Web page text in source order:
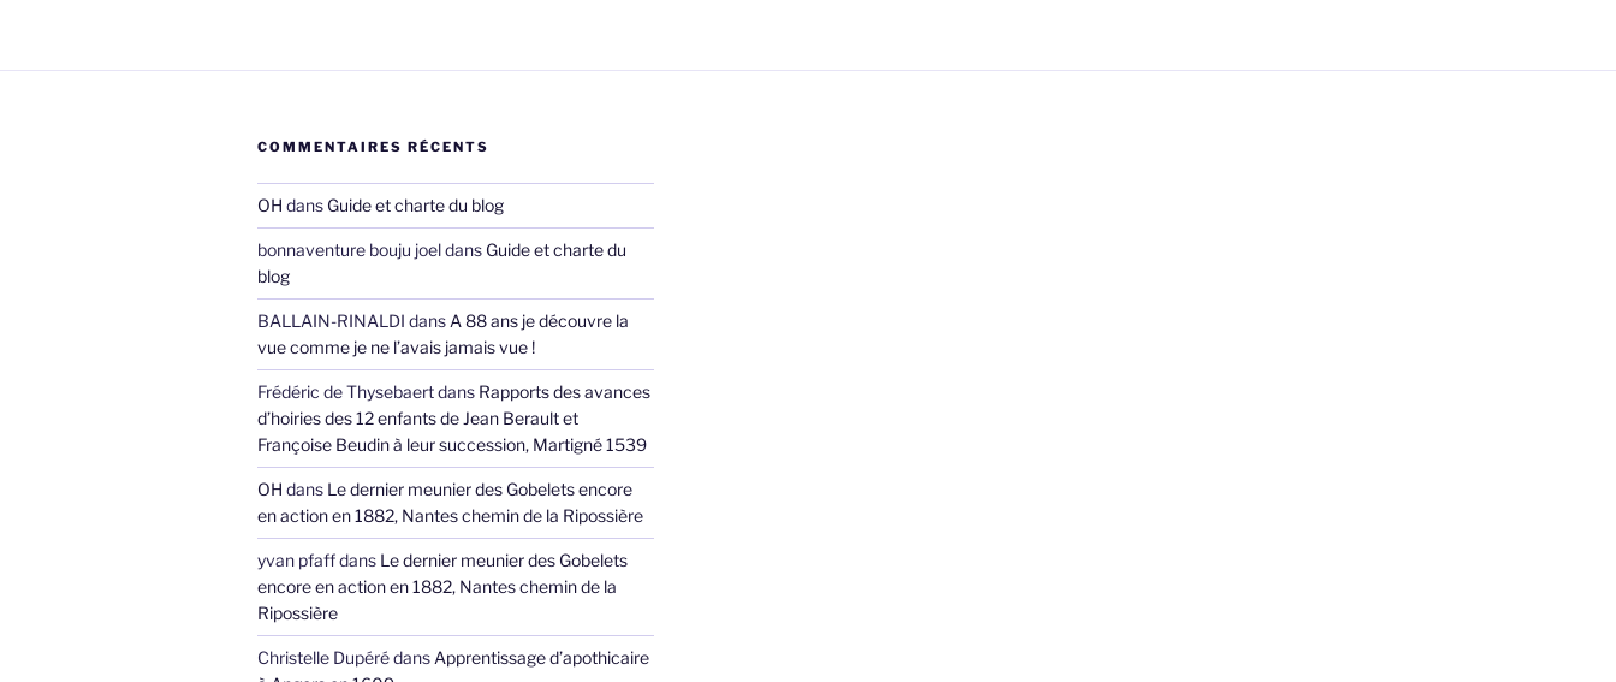
COMMENTAIRES RÉCENTS
OH dans Guide et charte du blog
bonnaventure bouju joeldans Guide et charte du
blog
BALLAIN-RINALDI dans A 88 ans je découvre la
vue comme je ne l’avais jamais vue !
Frédéric de Thysebaertdans Rapports des avances
d’hoiries des 12 enfants de Jean Berault et
Françoise Beudin à leur succession, Martigné 1539
OH dans Le dernier meunier des Gobelets encore
en action en 1882, Nantes chemin de la Ripossière
yvan pfaffdans Le dernier meunier des Gobelets
encore en action en 1882, Nantes chemin de la
Ripossière
Christelle Dupérédans Apprentissage d’apothicaire